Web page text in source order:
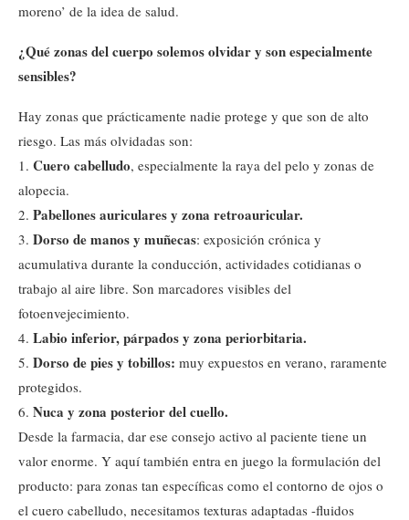
moreno’ de la idea de salud.
¿Qué zonas del cuerpo solemos olvidar y son especialmente
sensibles?
Hay zonas que prácticamente nadie protege y que son de alto
riesgo. Las más olvidadas son:
1. Cuero cabelludo, especialmente la raya del pelo y zonas de
alopecia.
2. Pabellones auriculares y zona retroauricular.
3. Dorso de manos y muñecas: exposición crónica y
acumulativa durante la conducción, actividades cotidianas o
trabajo al aire libre. Son marcadores visibles del
fotoenvejecimiento.
4. Labio inferior, párpados y zona periorbitaria.
5. Dorso de pies y tobillos: muy expuestos en verano, raramente
protegidos.
6. Nuca y zona posterior del cuello.
Desde la farmacia, dar ese consejo activo al paciente tiene un
valor enorme. Y aquí también entra en juego la formulación del
producto: para zonas tan específicas como el contorno de ojos o
el cuero cabelludo, necesitamos texturas adaptadas -fluidos